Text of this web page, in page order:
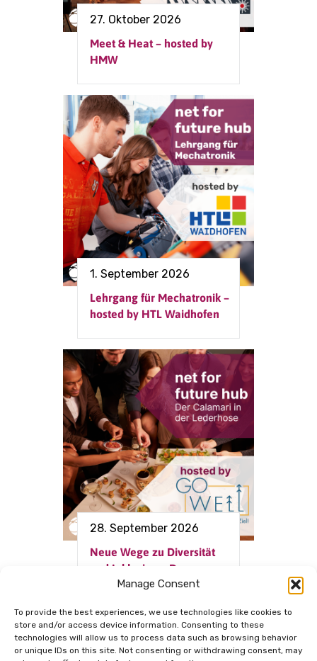
Manage Consent
To provide the best experiences, we use technologies like cookies to
store and/or access device information. Consenting to these
technologies will allow us to process data such as browsing behavior
or unique IDs on this site. Not consenting or withdrawing consent, may
27. Oktober 2026
Meet & Heat – hosted by
HMW
1. September 2026
Lehrgang für Mechatronik –
hosted by HTL Waidhofen
28. September 2026
Neue Wege zu Diversität
und Inklusion – Der
Calamari in der Lederhose
Dem Netzwerk
verbunden.